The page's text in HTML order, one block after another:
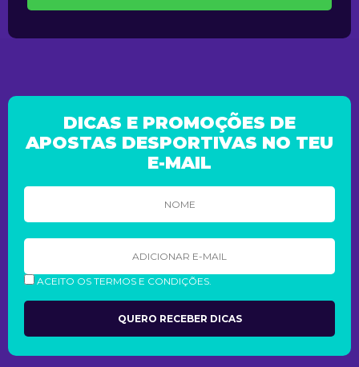
DICAS E PROMOÇÕES DE
APOSTAS DESPORTIVAS NO TEU
E-MAIL
ACEITO OS TERMOS E CONDIÇÕES.